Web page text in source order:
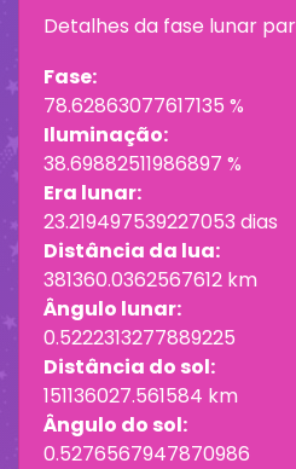
Detalhes da fase lunar
Fase:
78.62863077617135 %
Iluminação:
38.69882511986897 %
Era lunar:
23.219497539227053 dias
Distância da lua:
381360.0362567612 km
Ângulo lunar:
0.5222313277889225
Distância do sol:
151136027.561584 km
Ângulo do sol:
0.5276567947870986